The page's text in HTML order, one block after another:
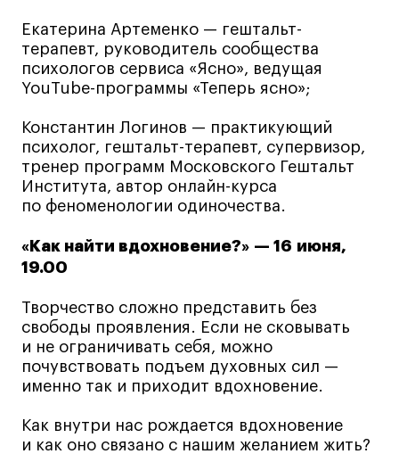
© 2026 БВШД
Екатерина Артеменко — гештальт-
терапевт, руководитель сообщества
психологов сервиса «Ясно», ведущая
YouTube-программы «Теперь ясно»;
Константин Логинов — практикующий
психолог, гештальт-терапевт, супервизор,
тренер программ Московского Гештальт
Института, автор онлайн-курса
по феноменологии одиночества.
«Как найти вдохновение?» — 16 июня,
19.00
Творчество сложно представить без
свободы проявления. Если не сковывать
и не ограничивать себя, можно
почувствовать подъем духовных сил —
именно так и приходит вдохновение.
Как внутри нас рождается вдохновение
и как оно связано с нашим желанием жить?